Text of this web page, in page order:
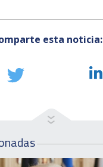
esta noticia: